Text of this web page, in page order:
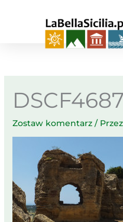
DSCF4687
Zostaw komentarz /